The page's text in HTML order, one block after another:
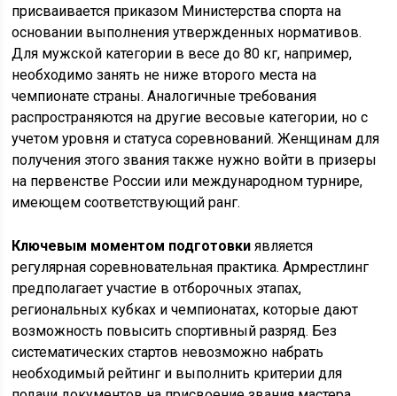
присваивается приказом Министерства спорта на
основании выполнения утвержденных нормативов.
Для мужской категории в весе до 80 кг, например,
необходимо занять не ниже второго места на
чемпионате страны. Аналогичные требования
распространяются на другие весовые категории, но с
учетом уровня и статуса соревнований. Женщинам для
получения этого звания также нужно войти в призеры
на первенстве России или международном турнире,
имеющем соответствующий ранг.
Ключевым моментом подготовки является
регулярная соревновательная практика. Армрестлинг
предполагает участие в отборочных этапах,
региональных кубках и чемпионатах, которые дают
возможность повысить спортивный разряд. Без
систематических стартов невозможно набрать
необходимый рейтинг и выполнить критерии для